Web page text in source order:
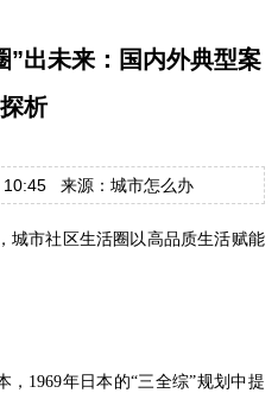
”出未来：国内外典型案
析
10:45 来源：城市怎么办
城市社区生活圈以高品质生活赋能
，1969年日本的“三全综”规划中提